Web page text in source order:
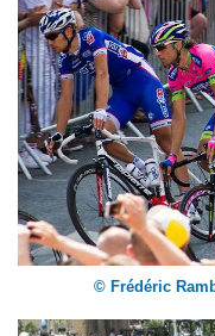
© Frédéric